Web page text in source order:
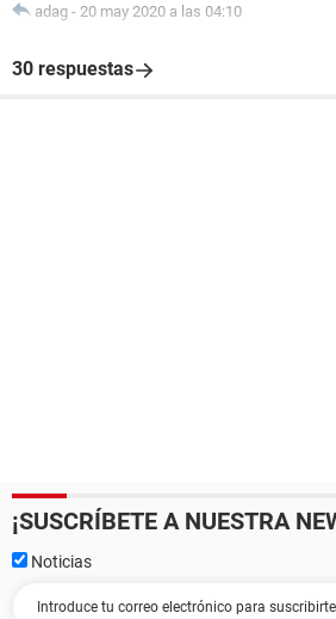
adag - 20 may 2020 a las 04:10
30 respuestas
¡SUSCRÍBETE A NUESTRA
Noticias